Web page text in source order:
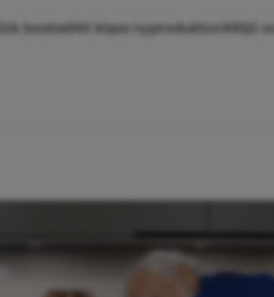
Sök bostadAtt köpa nyproduktionMiljö